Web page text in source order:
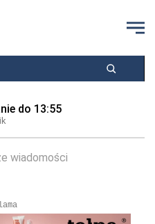
do 13:55
wiadomości